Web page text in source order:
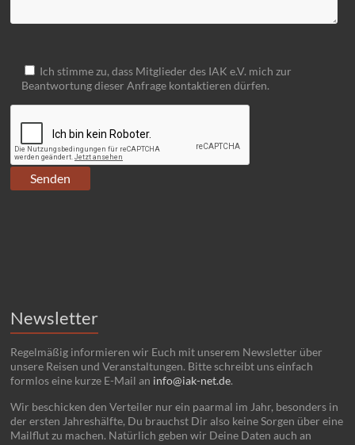
Ich stimme zu, dass Mitglieder des IAK e.V. mich zur
Beantwortung dieser Anfrage kontaktieren dürfen.
Newsletter
Regelmäßig informieren wir Euch mit unserem Newsletter über
unsere Reisen und Veranstaltungen. Bitte schreibt uns einfach
formlos eine kurze E-Mail an info@iak-net.de.
Wir beschicken den Verteiler nur ein paarmal im Jahr, besonders in
der ersten Jahreshälfte, Du brauchst Dir also keine Sorgen über eine
Mailflut zu machen. Natürlich geben wir Deine Daten auch an